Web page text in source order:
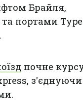
Брайля,
портами
почне
з'єднуючи